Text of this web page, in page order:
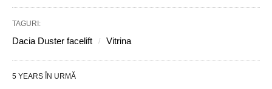
TAGURI:
Dacia Duster facelift Vitrina
5 YEARS ÎN URMĂ